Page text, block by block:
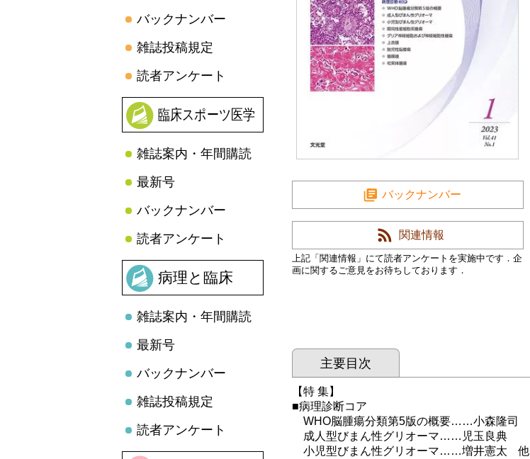
バックナンバー
雑誌投稿規定
読者アンケート
臨床スポーツ医学
雑誌案内・年間購読
最新号
バックナンバー
読者アンケート
病理と臨床
雑誌案内・年間購読
最新号
バックナンバー
雑誌投稿規定
読者アンケート
バックナンバー
関連情報
上記「関連情報」にて読者アンケートを実施中です．企
画に関するご意見をお待ちしております．
主要目次
【特 集】
■病理診断コア
WHO脳腫瘍分類第5版の概要……小森隆司
成人型びまん性グリオーマ……児玉良典
小児型びまん性グリオーマ……増井憲太 他